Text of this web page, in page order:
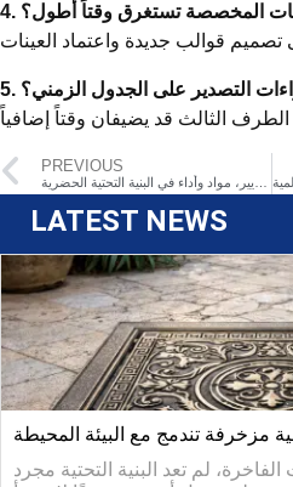
المخصصة تستغرق وقتاً أطول؟
التصدير على الجدول الزمني؟
PREVIOUS
LATEST NEWS
مزخرفة تندمج مع البيئة المحيطة
لم تعد البنية التحتية مجرد